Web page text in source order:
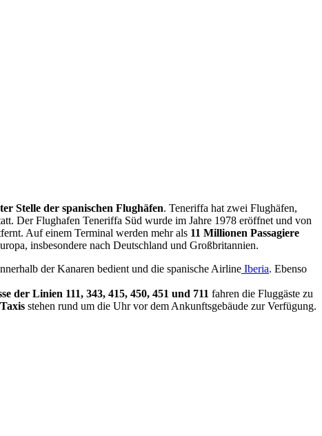
Stelle der spanischen Flughäfen. Teneriffa hat zwei Flughäfen,
Der Flughafen Teneriffa Süd wurde im Jahre 1978 eröffnet und von
Auf einem Terminal werden mehr als 11 Millionen Passagiere
insbesondere nach Deutschland und Großbritannien.
der Kanaren bedient und die spanische Airline Iberia. Ebenso
der Linien 111, 343, 415, 450, 451 und 711 fahren die Fluggäste zu
stehen rund um die Uhr vor dem Ankunftsgebäude zur Verfügung.